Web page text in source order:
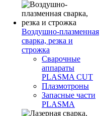
Воздушно-плазменная
сварка, резка и
строжка
Сварочные
аппараты
PLASMA CUT
Плазмотроны
Запасные части
PLASMA